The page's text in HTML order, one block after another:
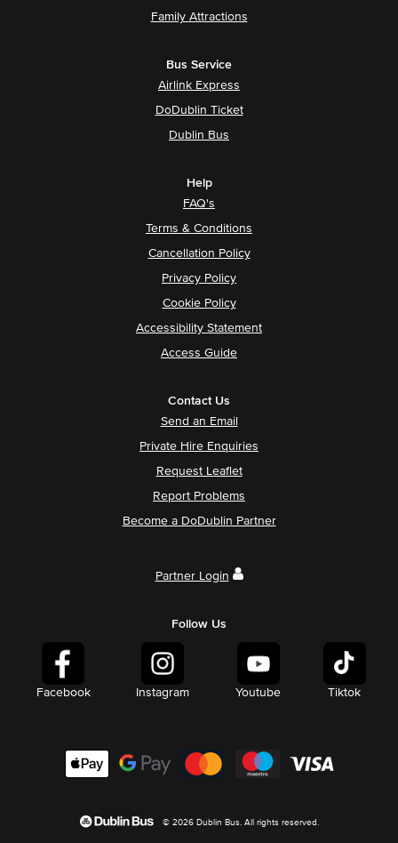
Family Attractions
Bus Service
Airlink Express
DoDublin Ticket
Dublin Bus
Help
FAQ's
Terms & Conditions
Cancellation Policy
Privacy Policy
Cookie Policy
Accessibility Statement
Access Guide
Contact Us
Send an Email
Private Hire Enquiries
Request Leaflet
Report Problems
Become a DoDublin Partner
Partner Login
Follow Us
Facebook Instagram Youtube Tiktok
© 2026 Dublin Bus. All rights reserved.